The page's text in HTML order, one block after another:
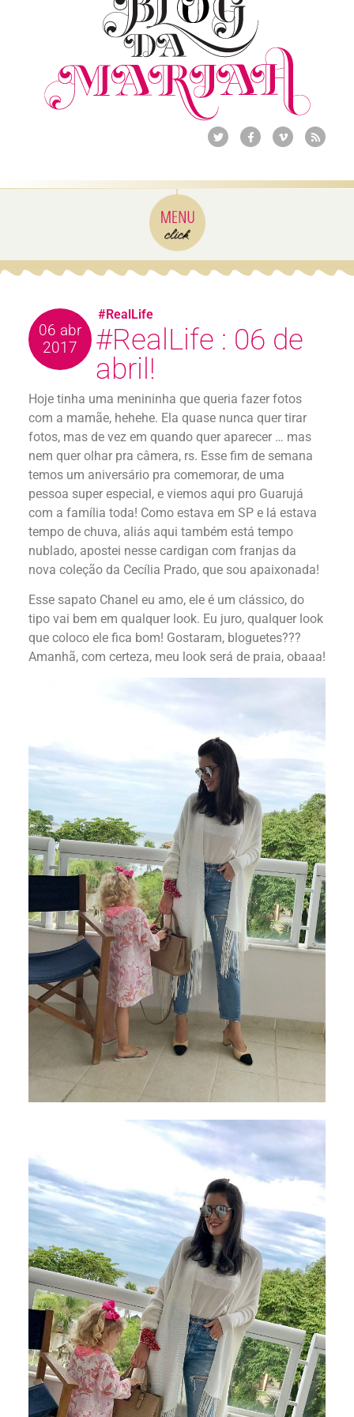
06 abr
2017
#RealLife : 06 de
abril!
Hoje tinha uma menininha que queria fazer fotos
com a mamãe, hehehe. Ela quase nunca quer tirar
fotos, mas de vez em quando quer aparecer … mas
nem quer olhar pra câmera, rs. Esse fim de semana
temos um aniversário pra comemorar, de uma
pessoa super especial, e viemos aqui pro Guarujá
com a família toda! Como estava em SP e lá estava
tempo de chuva, aliás aqui também está tempo
nublado, apostei nesse cardigan com franjas da
nova coleção da Cecília Prado, que sou apaixonada!
Esse sapato Chanel eu amo, ele é um clássico, do
tipo vai bem em qualquer look. Eu juro, qualquer look
que coloco ele fica bom! Gostaram, bloguetes???
Amanhã, com certeza, meu look será de praia, obaaa!
#RealLife